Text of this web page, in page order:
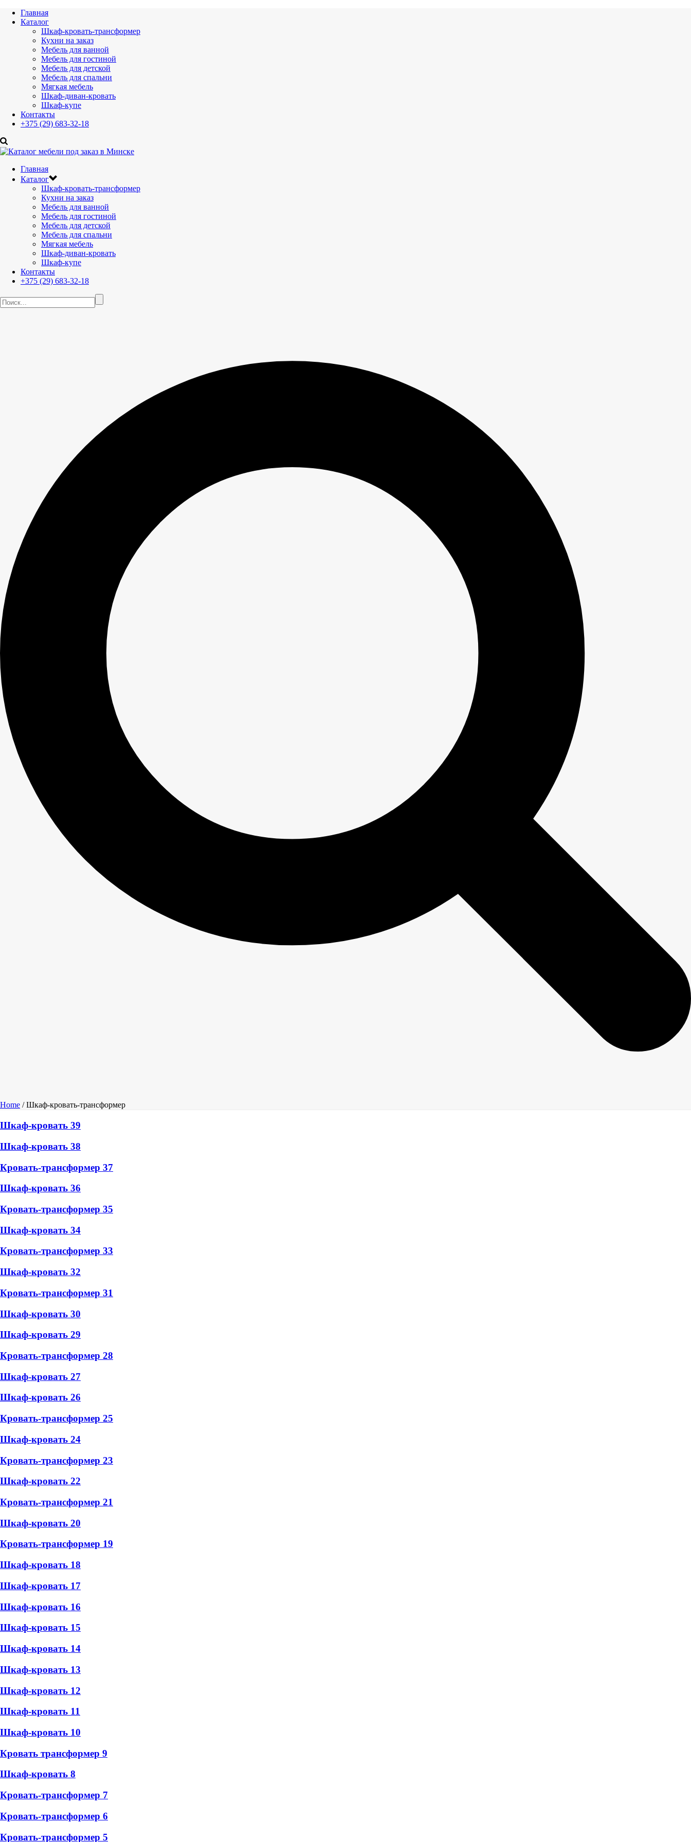
Главная
Каталог
Шкаф-кровать-трансформер
Кухни на заказ
Мебель для ванной
Мебель для гостиной
Мебель для детской
Мебель для спальни
Мягкая мебель
Шкаф-диван-кровать
Шкаф-купе
Контакты
+375 (29) 683-32-18
Главная
Каталог
Шкаф-кровать-трансформер
Кухни на заказ
Мебель для ванной
Мебель для гостиной
Мебель для детской
Мебель для спальни
Мягкая мебель
Шкаф-диван-кровать
Шкаф-купе
Контакты
+375 (29) 683-32-18
Home /Шкаф-кровать-трансформер
Шкаф-кровать 39
Шкаф-кровать 38
Кровать-трансформер 37
Шкаф-кровать 36
Кровать-трансформер 35
Шкаф-кровать 34
Кровать-трансформер 33
Шкаф-кровать 32
Кровать-трансформер 31
Шкаф-кровать 30
Шкаф-кровать 29
Кровать-трансформер 28
Шкаф-кровать 27
Шкаф-кровать 26
Кровать-трансформер 25
Шкаф-кровать 24
Кровать-трансформер 23
Шкаф-кровать 22
Кровать-трансформер 21
Шкаф-кровать 20
Кровать-трансформер 19
Шкаф-кровать 18
Шкаф-кровать 17
Шкаф-кровать 16
Шкаф-кровать 15
Шкаф-кровать 14
Шкаф-кровать 13
Шкаф-кровать 12
Шкаф-кровать 11
Шкаф-кровать 10
Кровать трансформер 9
Шкаф-кровать 8
Кровать-трансформер 7
Кровать-трансформер 6
Кровать-трансформер 5